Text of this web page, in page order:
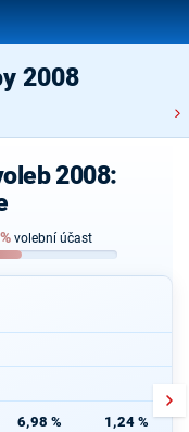
2008
2008:
volební účast
6,98 % 1,24 %